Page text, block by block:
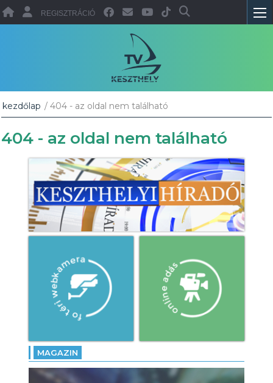
REGISZTRÁCIÓ
kezdőlap / 404 - az oldal nem található
404 - az oldal nem található
MAGAZIN